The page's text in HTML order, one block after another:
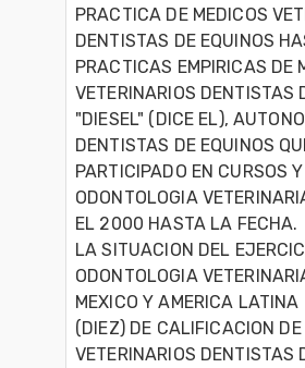
PRACTICA DE MEDICOS
DENTISTAS DE EQUINOS
PRACTICAS EMPIRICAS DE
VETERINARIOS DENTISTAS
"DIESEL" (DICE EL),
DENTISTAS DE EQUINOS
PARTICIPADO EN CURSOS
ODONTOLOGIA
EL 2000 HASTA LA FECHA.
LA SITUACION DEL
ODONTOLOGIA
MEXICO Y AMERICA LATINA
(DIEZ) DE CALIFICACION DE
VETERINARIOS DENTISTAS